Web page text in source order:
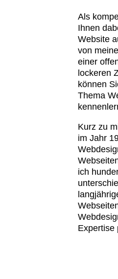
Als
Ihnen
Website
von
einer
lockeren
können
Thema
Kurz zu
im Jahr
ich
Expertise